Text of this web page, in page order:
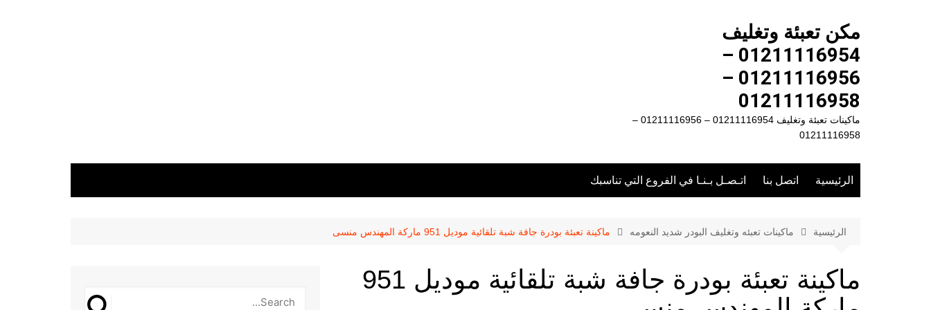
مكن تعبئة وتغليف
01211116954 –
01211116956 –
01211116958
ماكينات تعبئة وتغليف 01211116954 – 01211116956 –
01211116958
الرئيسية اتصل بنا اتـصـل بـنـا في الفروع التي تناسبك
الرئيسية ماكينات تعبئه وتغليف البودر شديد النعومه ماكينة تعبئة بودرة جافة شبة تلقائية موديل 951 ماركة المهندس منسى
ماكينة تعبئة بودرة جافة شبة تلقائية موديل 951